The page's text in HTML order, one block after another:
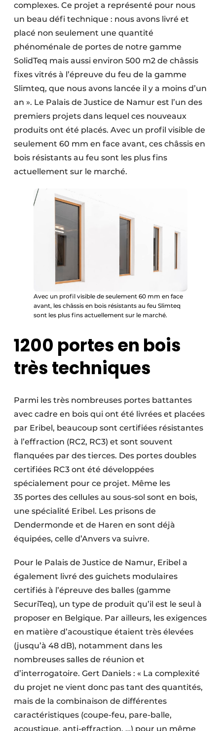
complexes. Ce projet a représenté pour nous
un beau défi technique : nous avons livré et
placé non seulement une quantité
phénoménale de portes de notre gamme
SolidTeq mais aussi environ 500 m2 de châssis
fixes vitrés à l’épreuve du feu de la gamme
Slimteq, que nous avons lancée il y a moins d’un
an ». Le Palais de Justice de Namur est l’un des
premiers projets dans lequel ces nouveaux
produits ont été placés. Avec un profil visible de
seulement 60 mm en face avant, ces châssis en
bois résistants au feu sont les plus fins
actuellement sur le marché.
Avec un profil visible de seulement 60 mm en face
avant, les châssis en bois résistants au feu Slimteq
sont les plus fins actuellement sur le marché.
1200 portes en bois
très techniques
Parmi les très nombreuses portes battantes
avec cadre en bois qui ont été livrées et placées
par Eribel, beaucoup sont certifiées résistantes
à l’effraction (RC2, RC3) et sont souvent
flanquées par des tierces. Des portes doubles
certifiées RC3 ont été développées
spécialement pour ce projet. Même les
35 portes des cellules au sous-sol sont en bois,
une spécialité Eribel. Les prisons de
Dendermonde et de Haren en sont déjà
équipées, celle d’Anvers va suivre.
Pour le Palais de Justice de Namur, Eribel a
également livré des guichets modulaires
certifiés à l’épreuve des balles (gamme
SecuriTeq), un type de produit qu’il est le seul à
proposer en Belgique. Par ailleurs, les exigences
en matière d’acoustique étaient très élevées
(jusqu’à 48 dB), notamment dans les
nombreuses salles de réunion et
d’interrogatoire. Gert Daniels : « La complexité
du projet ne vient donc pas tant des quantités,
mais de la combinaison de différentes
caractéristiques (coupe-feu, pare-balle,
acoustique, anti-effraction, …) pour un même